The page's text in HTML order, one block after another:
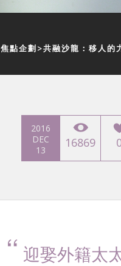
焦點企劃 共融沙龍：移人的
2016
DEC
13
16869
迎娶外籍太